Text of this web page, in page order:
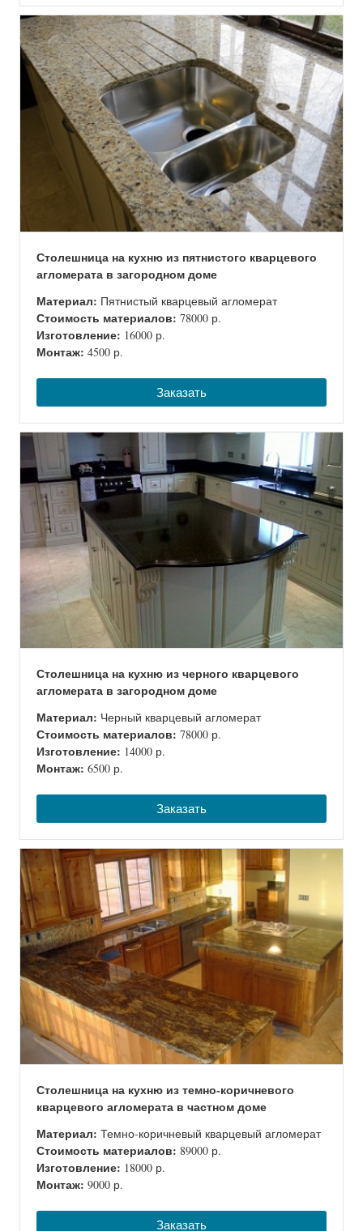
Столешница на кухню из пятнистого кварцевого
агломерата в загородном доме
Материал: Пятнистый кварцевый агломерат
Стоимость материалов: 78000 р.
Изготовление: 16000 р.
Монтаж: 4500 р.
Заказать
Столешница на кухню из черного кварцевого
агломерата в загородном доме
Материал: Черный кварцевый агломерат
Стоимость материалов: 78000 р.
Изготовление: 14000 р.
Монтаж: 6500 р.
Заказать
Столешница на кухню из темно-коричневого
кварцевого агломерата в частном доме
Материал: Темно-коричневый кварцевый агломерат
Стоимость материалов: 89000 р.
Изготовление: 18000 р.
Монтаж: 9000 р.
Заказать